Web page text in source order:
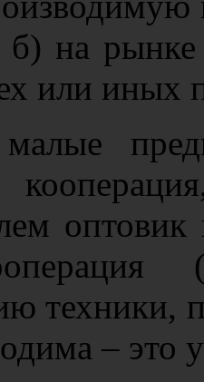
б) на
или иных
техники,
– это